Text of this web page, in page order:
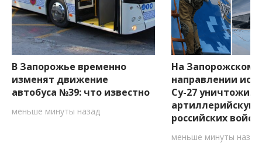
В Запорожье временно
изменят движение
автобуса №39: что известно
меньше минуты назад
На Запорожском
направлении
Су-27 уничтожил
артиллерийскую
российских войск
меньше минуты назад